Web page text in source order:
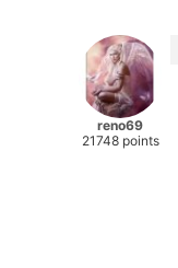
reno69
21748 points